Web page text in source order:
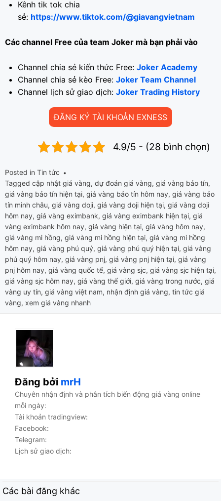
Kênh tik tok chia
sẻ: https://www.tiktok.com/@giavangvietnam
Các channel Free của team Joker mà bạn phải vào
Channel chia sẻ kiến thức Free: Joker Academy
Channel chia sẻ kèo Free: Joker Team Channel
Channel lịch sử giao dịch: Joker Trading History
ĐĂNG KÝ TÀI KHOẢN EXNESS
4.9/5 - (28 bình chọn)
Posted in Tin tức
Tagged cập nhật giá vàng, dự đoán giá vàng, giá vàng bảo tín,
giá vàng bảo tín hiện tại, giá vàng bảo tín hôm nay, giá vàng bảo
tín minh châu, giá vàng doji, giá vàng doji hiện tại, giá vàng doji
hôm nay, giá vàng eximbank, giá vàng eximbank hiện tại, giá
vàng eximbank hôm nay, giá vàng hiện tại, giá vàng hôm nay,
giá vàng mi hồng, giá vàng mi hồng hiện tại, giá vàng mi hồng
hôm nay, giá vàng phú quý, giá vàng phú quý hiện tại, giá vàng
phú quý hôm nay, giá vàng pnj, giá vàng pnj hiện tại, giá vàng
pnj hôm nay, giá vàng quốc tế, giá vàng sjc, giá vàng sjc hiện tại,
giá vàng sjc hôm nay, giá vàng thế giới, giá vàng trong nước, giá
vàng uy tín, giá vàng việt nam, nhận định giá vàng, tin tức giá
vàng, xem giá vàng nhanh
Đăng bởi mrH
Chuyên nhận định và phân tích biến động giá vàng online
mỗi ngày:
Tài khoản tradingview:
Facebook:
Telegram:
Lịch sử giao dịch:
Các bài đăng khác